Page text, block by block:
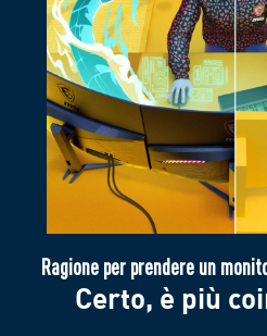
Ragione per prendere un
Certo, è più